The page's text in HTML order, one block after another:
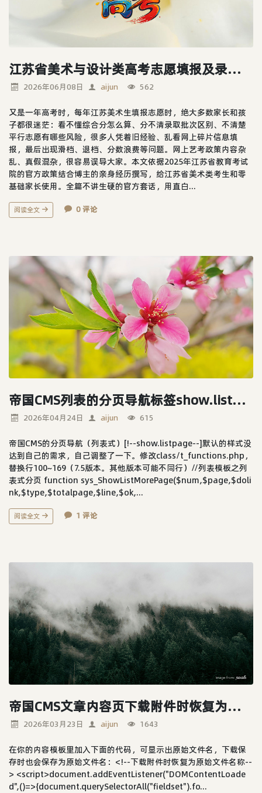
江苏省美术与设计类高考志愿填报及录取规则详解
2026年06月08日 aijun 562
又是一年高考时，每年江苏美术生填报志愿时，绝大多数家长和孩
子都很迷茫：看不懂综合分怎么算、分不清录取批次区别、不清楚
平行志愿有哪些风险，很多人凭着旧经验、乱看网上碎片信息填
报，最后出现滑档、退档、分数浪费等问题。网上艺考政策内容杂
乱、真假混杂，很容易误导大家。本文依据2025年江苏省教育考试
院的官方政策结合博主的亲身经历撰写，给江苏省美术类考生和零
基础家长使用。全篇不讲生硬的官方套话，用直白...
阅读全文 0 评论
帝国CMS列表的分页导航标签show.listpage样式优化
2026年04月24日 aijun 615
帝国CMS的分页导航（列表式）[!--show.listpage--]默认的样式没
达到自己的需求，自己调整了一下。修改class/t_functions.php，
替换行100~169（7.5版本。其他版本可能不同行）//列表模板之列
表式分页 function sys_ShowListMorePage($num,$page,$doli
nk,$type,$totalpage,$line,$ok,...
阅读全文 1 评论
帝国CMS文章内容页下载附件时恢复为原始名称
2026年03月23日 aijun 1643
在你的内容模板里加入下面的代码，可显示出原始文件名，下载保
存时也会保存为原始文件名：<!--下载附件时恢复为原始文件名称--
> <script>document.addEventListener("DOMContentLoade
d",()=>{document.querySelectorAll("fieldset").fo...